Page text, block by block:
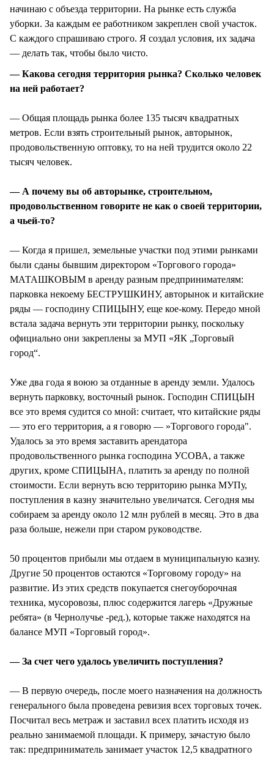
начинаю с объезда территории. На рынке есть служба
уборки. За каждым ее работником закреплен свой участок.
С каждого спрашиваю строго. Я создал условия, их задача
— делать так, чтобы было чисто.
— Какова сегодня территория рынка? Сколько человек
на ней работает?
— Общая площадь рынка более 135 тысяч квадратных
метров. Если взять строительный рынок, авторынок,
продовольственную оптовку, то на ней трудится около 22
тысяч человек.
— А почему вы об авторынке, строительном,
продовольственном говорите не как о своей территории,
а чьей-то?
— Когда я пришел, земельные участки под этими рынками
были сданы бывшим директором «Торгового города»
МАТАШКОВЫМ в аренду разным предпринимателям:
парковка некоему БЕСТРУШКИНУ, авторынок и китайские
ряды — господину СПИЦЫНУ, еще кое-кому. Передо мной
встала задача вернуть эти территории рынку, поскольку
официально они закреплены за МУП «ЯК „Торговый
город“.
Уже два года я воюю за отданные в аренду земли. Удалось
вернуть парковку, восточный рынок. Господин СПИЦЫН
все это время судится со мной: считает, что китайские ряды
— это его территория, а я говорю — »Торгового города".
Удалось за это время заставить арендатора
продовольственного рынка господина УСОВА, а также
других, кроме СПИЦЫНА, платить за аренду по полной
стоимости. Если вернуть всю территорию рынка МУПу,
поступления в казну значительно увеличатся. Сегодня мы
собираем за аренду около 12 млн рублей в месяц. Это в два
раза больше, нежели при старом руководстве.
50 процентов прибыли мы отдаем в муниципальную казну.
Другие 50 процентов остаются «Торговому городу» на
развитие. Из этих средств покупается снегоуборочная
техника, мусоровозы, плюс содержится лагерь «Дружные
ребята» (в Чернолучье -ред.), которые также находятся на
балансе МУП «Торговый город».
— За счет чего удалось увеличить поступления?
— В первую очередь, после моего назначения на должность
генерального была проведена ревизия всех торговых точек.
Посчитал весь метраж и заставил всех платить исходя из
реально занимаемой площади. К примеру, зачастую было
так: предприниматель занимает участок 12,5 квадратного